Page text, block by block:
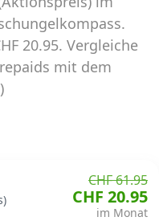
und Smart
Abo
im neuen Design
20.95. Vergleiche
mit dem
CHF 61.95
CHF 20.95
im Monat